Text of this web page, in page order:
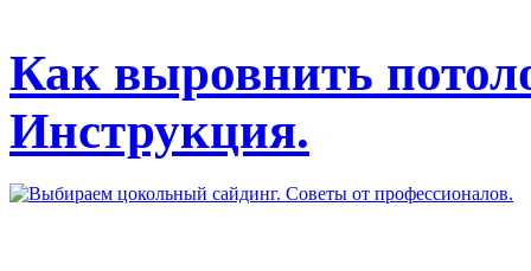
Как выровнить
Инструкция.